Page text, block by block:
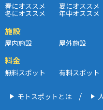
春にオススメ 夏にオススメ
冬にオススメ 年中オススメ
施設
屋内施設 屋外施設
料金
無料スポット 有料スポット
モトスポットとは